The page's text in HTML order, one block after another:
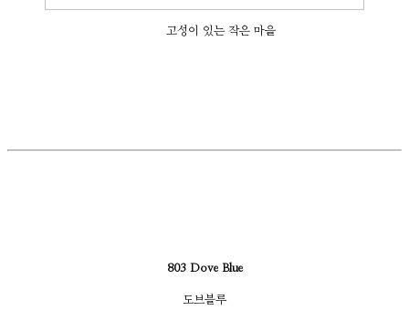
고성이 있는 작은 마을
803 Dove Blue
도브블루